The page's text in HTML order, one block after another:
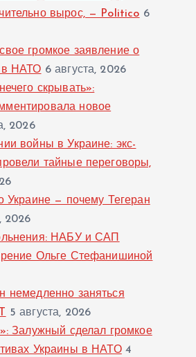
вырос, — Politico 6
громкое заявление о
в НАТО 6 августа, 2026
скрывать»:
новое
2026
войны в Украине: экс-
тайные переговоры,
Украине — почему Тегеран
2026
НАБУ и САП
Ольге Стефанишиной
немедленно заняться
5 августа, 2026
Залужный сделал громкое
Украины в НАТО 4